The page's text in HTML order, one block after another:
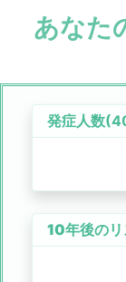
あなた
発症人数(
10年後のリ